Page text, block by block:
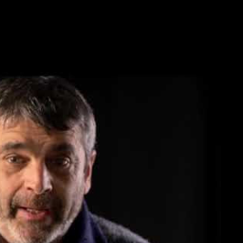
Voce di Antonella per le caldi
tra le Antiche Mura del
ai Tabarro brothers & Iron per un
cresta dell' Onda "CiaoRino!Club"